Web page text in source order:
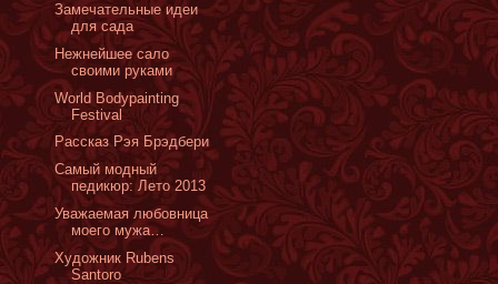
Замечательные идеи
для сада
Нежнейшее сало
своими руками
World Bodypainting
Festival
Рассказ Рэя Брэдбери
Самый модный
педикюр: Лето 2013
Уважаемая любовница
моего мужа…
Художник Rubens
Santoro